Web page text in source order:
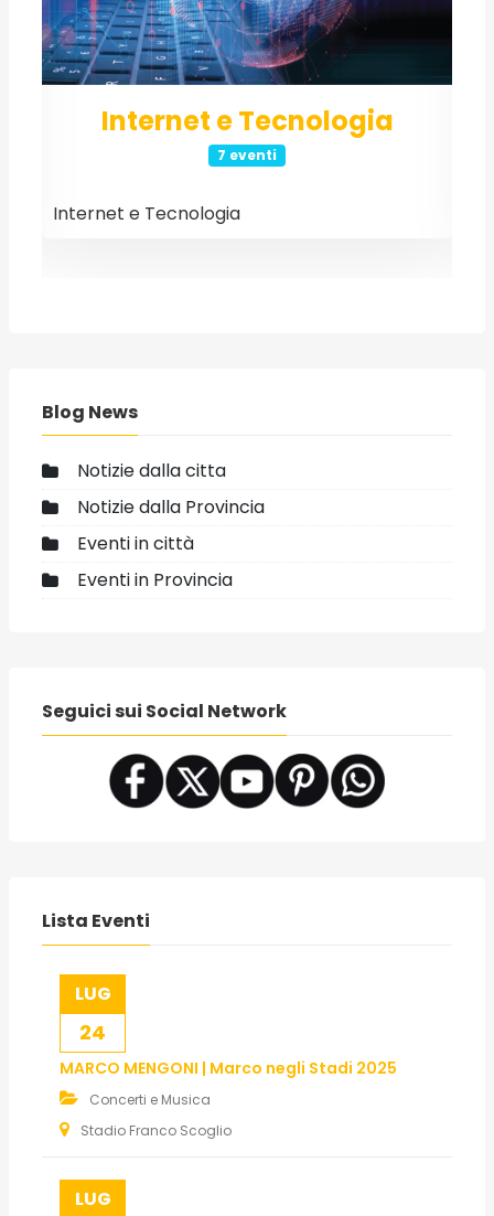
Internet e Tecnologia
7 eventi
Internet e Tecnologia
Blog News
Notizie dalla citta
Notizie dalla Provincia
Eventi in città
Eventi in Provincia
Seguici sui Social Network
Lista Eventi
LUG
24
MARCO MENGONI | Marco negli Stadi 2025
Concerti e Musica
Stadio Franco Scoglio
LUG